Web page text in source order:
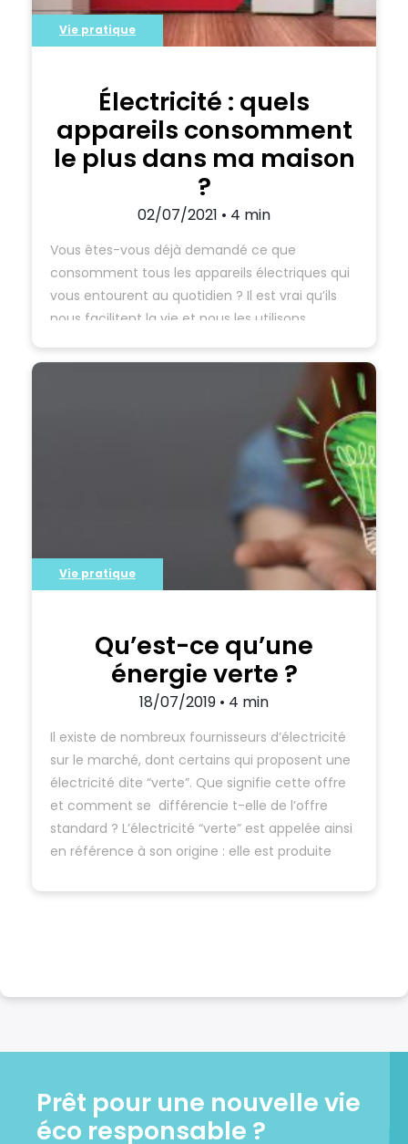
Électricité : quels
appareils consomment
le plus dans ma maison
?
Vie pratique
02/07/2021 • 4 min
Vous êtes-vous déjà demandé ce que
consomment tous les appareils électriques qui
vous entourent au quotidien ? Il est vrai qu’ils
nous facilitent la vie et nous les utilisons
réfrigérateur, micro-ondes, chauffage
répondent à nos besoins et la facture
d’électricité nous le rappelle concrètement.
Qu’est-ce qu’une
énergie verte ?
Vie pratique
18/07/2019 • 4 min
Il existe de nombreux fournisseurs d’électricité
sur le marché, dont certains qui proposent une
électricité dite “verte”. Que signifie cette offre
et comment se différencie t-elle de l’offre
standard ? L’électricité “verte” est appelée ainsi
en référence à son origine : elle est produite
Prêt pour une nouvelle vie
éco responsable ?